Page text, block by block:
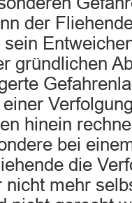
der
gründlichen
hinein
bei
die
mehr